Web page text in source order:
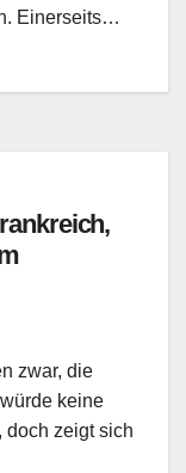
Einerseits…
zwar, die
keine
doch zeigt sich